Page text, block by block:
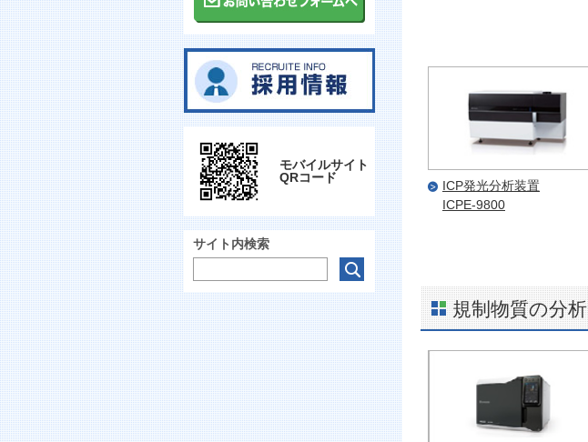
ICP発光分析装置
ICPE-9800
規制物質の分析
モバイルサイト
QRコード
サイト内検索